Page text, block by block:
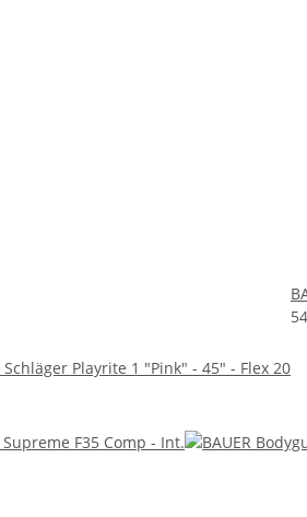
Schläger Playrite 1 "Pink" - 45" - Flex 20